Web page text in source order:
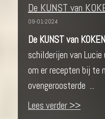
De KUNST van
09-01-2024
De KUNST van KOKEN
schilderijen van
om er recepten bij te
ovengeroosterde ...
Lees verder >>